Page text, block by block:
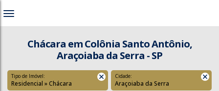
Chácara em Colônia Santo Antônio,
Araçoiaba da Serra - SP
Tipo de Imóvel:
Residencial » Chácara
Cidade:
Araçoiaba da Serra